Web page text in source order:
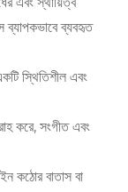
ব্যাপকভাবে ব্যবহৃত
স্থিতিশীল এবং
করে, সংগীত এবং
কঠোর বাতাস বা